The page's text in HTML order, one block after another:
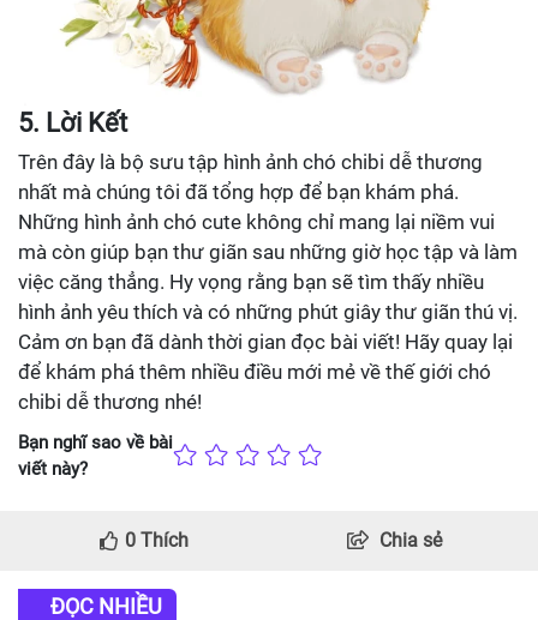
5. Lời Kết
Trên đây là bộ sưu tập hình ảnh chó chibi dễ thương
nhất mà chúng tôi đã tổng hợp để bạn khám phá.
Những hình ảnh chó cute không chỉ mang lại niềm vui
mà còn giúp bạn thư giãn sau những giờ học tập và làm
việc căng thẳng. Hy vọng rằng bạn sẽ tìm thấy nhiều
hình ảnh yêu thích và có những phút giây thư giãn thú vị.
Cảm ơn bạn đã dành thời gian đọc bài viết! Hãy quay lại
để khám phá thêm nhiều điều mới mẻ về thế giới chó
chibi dễ thương nhé!
Bạn nghĩ sao về bài
viết này?
0 Thích Chia sẻ
ĐỌC NHIỀU